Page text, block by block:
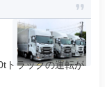
トラックの運転が